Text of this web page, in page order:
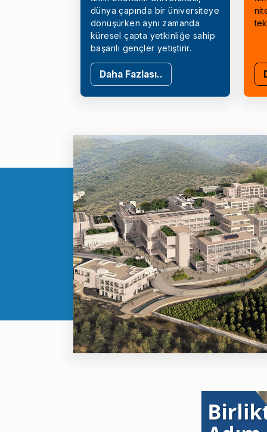
dünya çapında bir üniversiteye
dönüşürken aynı zamanda
küresel çapta yetkinliğe sahip
başarılı gençler yetiştirir.
Daha Fazlası..